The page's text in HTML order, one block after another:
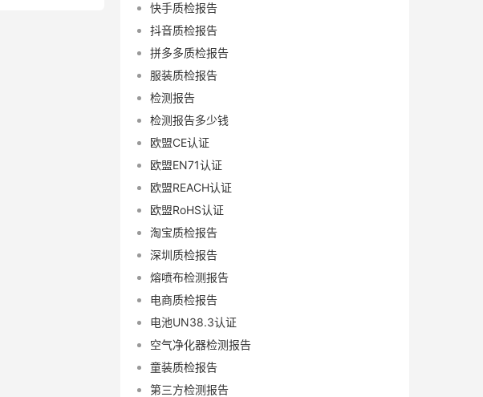
快手质检报告
抖音质检报告
拼多多质检报告
服装质检报告
检测报告
检测报告多少钱
欧盟CE认证
欧盟EN71认证
欧盟REACH认证
欧盟RoHS认证
淘宝质检报告
深圳质检报告
熔喷布检测报告
电商质检报告
电池UN38.3认证
空气净化器检测报告
童装质检报告
第三方检测报告